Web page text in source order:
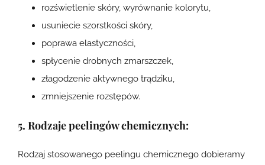
rozświetlenie skóry, wyrównanie kolorytu,
usuniecie szorstkości skóry,
poprawa elastyczności,
spłycenie drobnych zmarszczek,
złagodzenie aktywnego trądziku,
zmniejszenie rozstępów.
5. Rodzaje peelingów chemicznych:
Rodzaj stosowanego peelingu chemicznego dobieramy